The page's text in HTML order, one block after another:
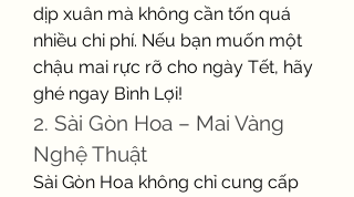
dịp xuân mà không cần tốn quá
nhiều chi phí. Nếu bạn muốn một
chậu mai rực rỡ cho ngày Tết, hãy
ghé ngay Bình Lợi!
2. Sài Gòn Hoa – Mai Vàng
Nghệ Thuật
Sài Gòn Hoa không chỉ cung cấp